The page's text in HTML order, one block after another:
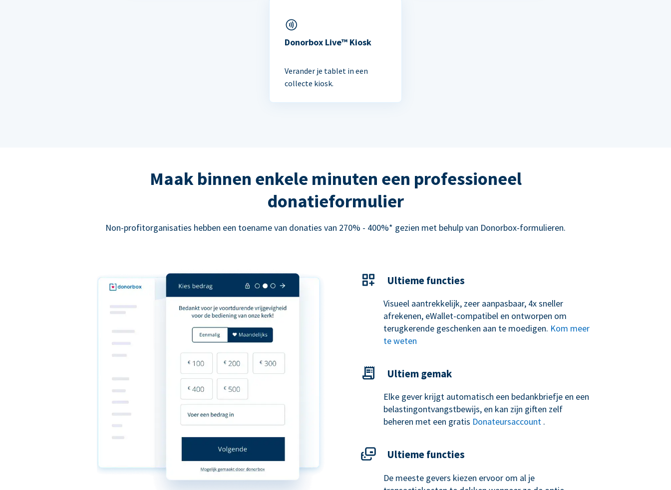
Donorbox Live™ Kiosk
Verander je tablet in een
collecte kiosk.
Maak binnen enkele minuten een professioneel
donatieformulier
Non-profitorganisaties hebben een toename van donaties van 270% - 400%* gezien met behulp van Donorbox-formulieren.
Ultieme functies
Visueel aantrekkelijk, zeer aanpasbaar, 4x sneller
afrekenen, eWallet-compatibel en ontworpen om
terugkerende geschenken aan te moedigen. Kom meer
te weten
Ultiem gemak
Elke gever krijgt automatisch een bedankbriefje en een
belastingontvangstbewijs, en kan zijn giften zelf
beheren met een gratis Donateursaccount .
Ultieme functies
De meeste gevers kiezen ervoor om al je